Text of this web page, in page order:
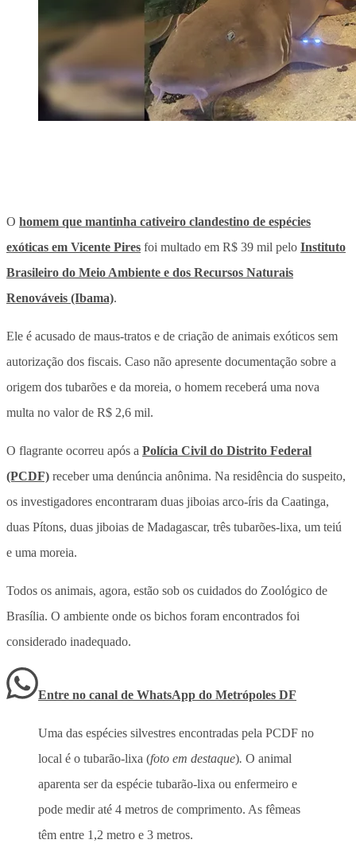
O homem que mantinha cativeiro clandestino de espécies
exóticas em Vicente Pires foi multado em R$ 39 mil pelo Instituto
Brasileiro do Meio Ambiente e dos Recursos Naturais
Renováveis (Ibama).
Ele é acusado de maus-tratos e de criação de animais exóticos sem
autorização dos fiscais. Caso não apresente documentação sobre a
origem dos tubarões e da moreia, o homem receberá uma nova
multa no valor de R$ 2,6 mil.
O flagrante ocorreu após a Polícia Civil do Distrito Federal
(PCDF) receber uma denúncia anônima. Na residência do suspeito,
os investigadores encontraram duas jiboias arco-íris da Caatinga,
duas Pítons, duas jiboias de Madagascar, três tubarões-lixa, um teiú
e uma moreia.
Todos os animais, agora, estão sob os cuidados do Zoológico de
Brasília. O ambiente onde os bichos foram encontrados foi
considerado inadequado.
Entre no canal de WhatsApp do Metrópoles DF
Uma das espécies silvestres encontradas pela PCDF no
local é o tubarão-lixa (foto em destaque). O animal
aparenta ser da espécie tubarão-lixa ou enfermeiro e
pode medir até 4 metros de comprimento. As fêmeas
têm entre 1,2 metro e 3 metros.